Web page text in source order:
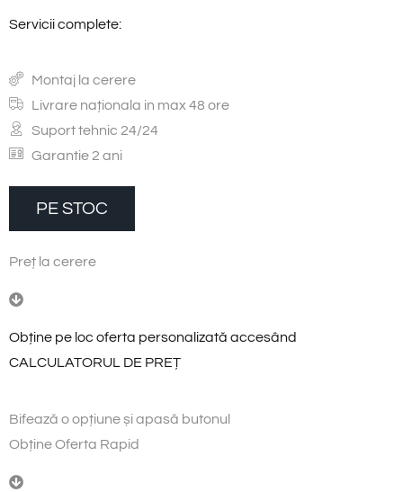
Servicii complete:
Montaj la cerere
Livrare naționala in max 48 ore
Suport tehnic 24/24
Garantie 2 ani
PE STOC
Preț a cerere
Obține pe loc oferta personalizată accesând
CALCULATORUL DE PREȚ
Bifează oopțiuneșiapasă butonul
ObțineOferta Rapid